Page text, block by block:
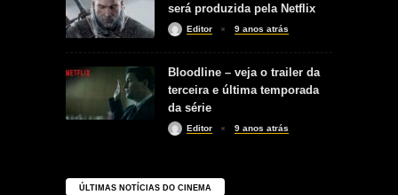
será produzida pela Netflix
Editor 9 anos atrás
Bloodline – veja o trailer da
terceira e última temporada
da série
Editor 9 anos atrás
ÚLTIMAS NOTÍCIAS DO CINEMA